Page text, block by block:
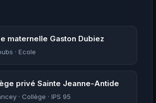
maternelle Gaston Dubiez
· Ecole
privé Sainte Jeanne-Antide
· Collège · IPS 95